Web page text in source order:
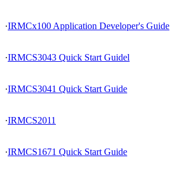
·IRMCx100 Application Developer's Guide
·IRMCS3043 Quick Start Guidel
·IRMCS3041 Quick Start Guide
·IRMCS2011
·IRMCS1671 Quick Start Guide